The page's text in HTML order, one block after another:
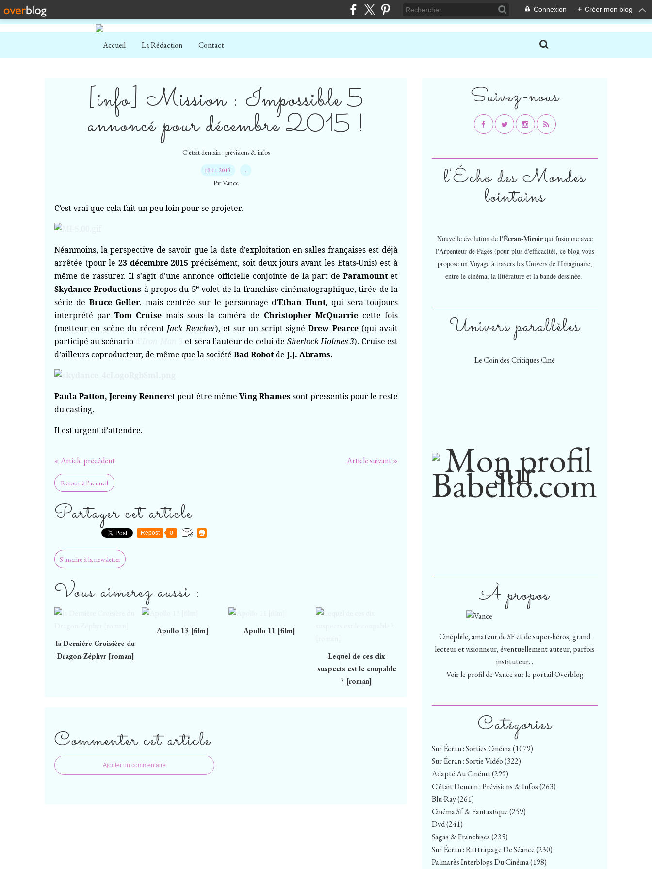
Connexion + Créer mon blog
Accueil La Rédaction Contact
[info] Mission : Impossible 5
annoncé pour décembre 2015 !
C'était demain : prévisions & infos
19.11.2013 …
Par Vance
C’est vrai que cela fait un peu loin pour se projeter.
Néanmoins, la perspective de savoir que la date d’exploitation en salles françaises est déjà
arrêtée (pour le 23 décembre 2015 précisément, soit deux jours avant les Etats-Unis) est à
même de rassurer. Il s’agit d’une annonce officielle conjointe de la part de Paramountet
Skydance Productions à propos du 5evolet de la franchise cinématographique, tirée de la
série de Bruce Geller, mais centrée sur le personnage d’Ethan Hunt, qui sera toujours
interprété par Tom Cruise mais sous la caméra de Christopher McQuarrie cette fois
(metteur en scène du récent Jack Reacher), et sur un script signéDrew Pearce(qui avait
participé au scénario
et sera l’auteur de celui de Sherlock Holmes 3). Cruise est
d’ailleurs coproducteur, de même que la société Bad Robotde J.J. Abrams.
Paula Patton, Jeremy Renneret peut-être même Ving Rhamessont pressentis pour le reste
du casting.
Il est urgent d’attendre.
« Article précédent Article suivant »
Retour à l'accueil
Partager cet article
Repost 0
S'inscrire à la newsletter
Vous aimerez aussi :
la Dernière Croisière du
Dragon-Zéphyr [roman]
Apollo 13 [film] Apollo 11 [film]
Lequel de ces dix
suspects est le coupable
? [roman]
Commenter cet article
Ajouter un commentaire
Catégories
Sur Écran : Sorties Cinéma(1079)
Sur Écran : Sortie Vidéo(322)
Adapté Au Cinéma(299)
C'était Demain : Prévisions & Infos(263)
Blu-Ray(261)
Cinéma Sf & Fantastique(259)
Dvd(241)
Sagas & Franchises(235)
Sur Écran : Rattrapage De Séance(230)
Palmarès Interblogs Du Cinéma(198)
Suivez-nous
À propos
Cinéphile, amateur de SF et de super-héros, grand
lecteur et visionneur, éventuellement auteur, parfois
instituteur...
Voir le profil deVancesur le portail Overblog
Univers parallèles
Le Coin des Critiques Ciné
l'Écho des Mondes
lointains
Nouvelle évolution de l'Écran-Miroir qui fusionne avec
l'Arpenteur de Pages (pour plus d'efficacité), ce blog vous
propose un Voyage à travers les Univers de l'Imaginaire,
entre le cinéma, la littérature et la bande dessinée.